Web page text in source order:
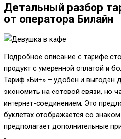
Детальный разбор
от оператора Билайн
Подробное описание о тарифе
продукт с умеренной оплатой и
Тариф «Би+» – удобен и выгоден
экономить на сотовой связи, но
интернет-соединением. Это
буклетах отображается со
предполагает дополнительные